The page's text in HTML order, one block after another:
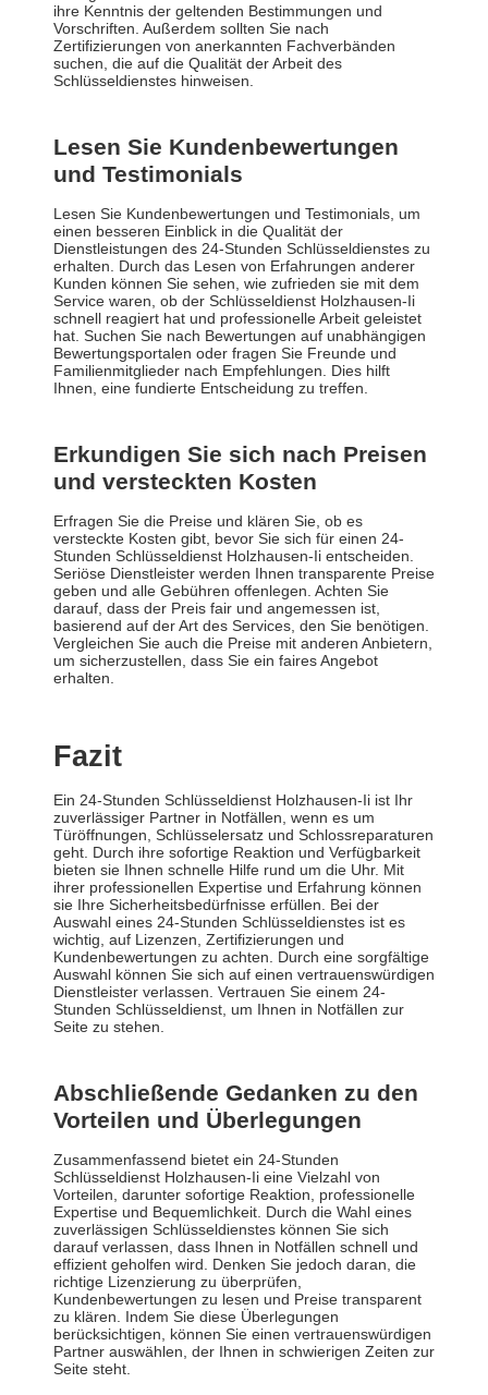
ihre Kenntnis der geltenden Bestimmungen und
Vorschriften. Außerdem sollten Sie nach
Zertifizierungen von anerkannten Fachverbänden
suchen, die auf die Qualität der Arbeit des
Schlüsseldienstes hinweisen.
Lesen Sie Kundenbewertungen
und Testimonials
Lesen Sie Kundenbewertungen und Testimonials, um
einen besseren Einblick in die Qualität der
Dienstleistungen des 24-Stunden Schlüsseldienstes zu
erhalten. Durch das Lesen von Erfahrungen anderer
Kunden können Sie sehen, wie zufrieden sie mit dem
Service waren, ob der Schlüsseldienst Holzhausen-Ii
schnell reagiert hat und professionelle Arbeit geleistet
hat. Suchen Sie nach Bewertungen auf unabhängigen
Bewertungsportalen oder fragen Sie Freunde und
Familienmitglieder nach Empfehlungen. Dies hilft
Ihnen, eine fundierte Entscheidung zu treffen.
Erkundigen Sie sich nach Preisen
und versteckten Kosten
Erfragen Sie die Preise und klären Sie, ob es
versteckte Kosten gibt, bevor Sie sich für einen 24-
Stunden Schlüsseldienst Holzhausen-Ii entscheiden.
Seriöse Dienstleister werden Ihnen transparente Preise
geben und alle Gebühren offenlegen. Achten Sie
darauf, dass der Preis fair und angemessen ist,
basierend auf der Art des Services, den Sie benötigen.
Vergleichen Sie auch die Preise mit anderen Anbietern,
um sicherzustellen, dass Sie ein faires Angebot
erhalten.
Fazit
Ein 24-Stunden Schlüsseldienst Holzhausen-Ii ist Ihr
zuverlässiger Partner in Notfällen, wenn es um
Türöffnungen, Schlüsselersatz und Schlossreparaturen
geht. Durch ihre sofortige Reaktion und Verfügbarkeit
bieten sie Ihnen schnelle Hilfe rund um die Uhr. Mit
ihrer professionellen Expertise und Erfahrung können
sie Ihre Sicherheitsbedürfnisse erfüllen. Bei der
Auswahl eines 24-Stunden Schlüsseldienstes ist es
wichtig, auf Lizenzen, Zertifizierungen und
Kundenbewertungen zu achten. Durch eine sorgfältige
Auswahl können Sie sich auf einen vertrauenswürdigen
Dienstleister verlassen. Vertrauen Sie einem 24-
Stunden Schlüsseldienst, um Ihnen in Notfällen zur
Seite zu stehen.
Abschließende Gedanken zu den
Vorteilen und Überlegungen
Zusammenfassend bietet ein 24-Stunden
Schlüsseldienst Holzhausen-Ii eine Vielzahl von
Vorteilen, darunter sofortige Reaktion, professionelle
Expertise und Bequemlichkeit. Durch die Wahl eines
zuverlässigen Schlüsseldienstes können Sie sich
darauf verlassen, dass Ihnen in Notfällen schnell und
effizient geholfen wird. Denken Sie jedoch daran, die
richtige Lizenzierung zu überprüfen,
Kundenbewertungen zu lesen und Preise transparent
zu klären. Indem Sie diese Überlegungen
berücksichtigen, können Sie einen vertrauenswürdigen
Partner auswählen, der Ihnen in schwierigen Zeiten zur
Seite steht.